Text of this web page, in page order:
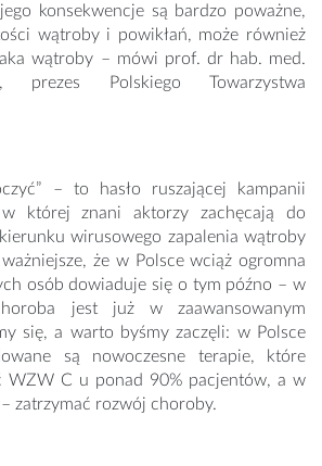
konsekwencje są bardzo poważne,
wątroby i powikłań, może również
wątroby – mówi prof. dr hab. med.
prezes Polskiego Towarzystwa
– to hasło ruszającej kampanii
w której znani aktorzy zachęcają do
wirusowego zapalenia wątroby
że w Polsce wciąż ogromna
osób dowiaduje się o tym późno – w
jest już w zaawansowanym
się, a warto byśmy zaczęli: w Polsce
są nowoczesne terapie, które
WZW C u ponad 90% pacjentów, a w
zatrzymać rozwój choroby.